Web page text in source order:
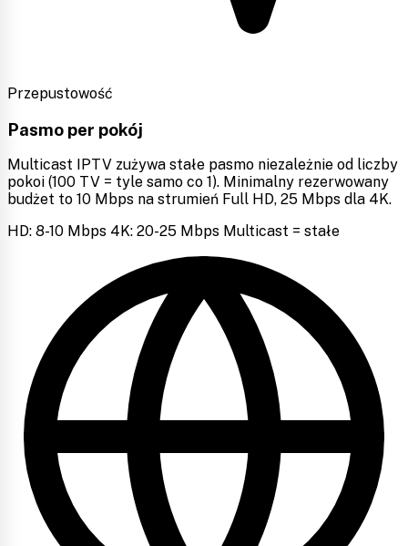
Przepustowość
Pasmo per pokój
Multicast IPTV zużywa stałe pasmo niezależnie od liczby
pokoi (100 TV = tyle samo co 1). Minimalny rezerwowany
budżet to 10 Mbps na strumień Full HD, 25 Mbps dla 4K.
HD: 8-10 Mbps 4K: 20-25 Mbps Multicast = stałe